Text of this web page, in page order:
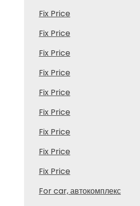
Fix Price
Fix Price
Fix Price
Fix Price
Fix Price
Fix Price
Fix Price
Fix Price
Fix Price
For car, автокомплекс